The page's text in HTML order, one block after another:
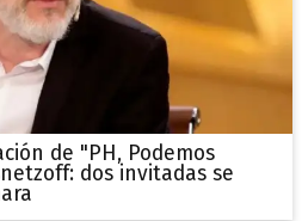
de "PH, Podemos
dos invitadas se